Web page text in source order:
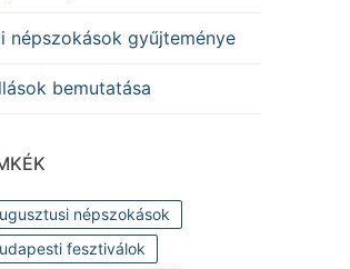
népszokások gyűjteménye
bemutatása
népszokások
fesztiválok